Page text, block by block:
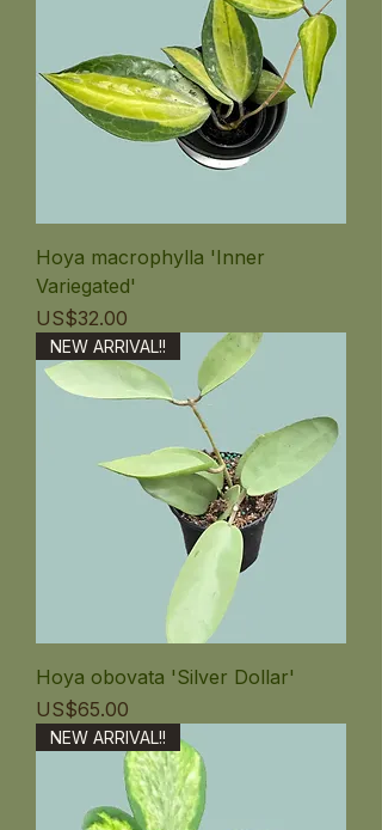
Hoya macrophylla 'Inner
Variegated'
ราคา
US$32.00
NEW ARRIVAL!!
Hoya obovata 'Silver Dollar'
ราคา
US$65.00
NEW ARRIVAL!!